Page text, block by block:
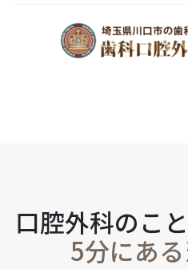
口腔外科のこ
5分にあ